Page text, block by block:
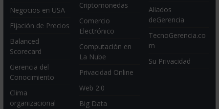
Negocios en USA
Fijación de Precios
Balanced
Scorecard
Gerencia del
Conocimiento
Clima
organizacional
Criptomonedas
Comercio
Electrónico
Computación en
La Nube
Privacidad Online
Web 2.0
Big Data
Aliados
deGerencia
TecnoGerencia.co
m
Su Privacidad